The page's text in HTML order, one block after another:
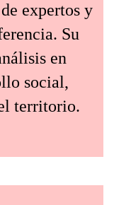
expertos y
Su
en
social,
territorio.